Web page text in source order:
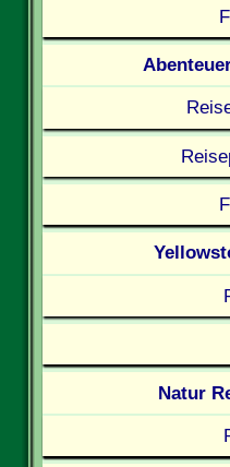
Natur